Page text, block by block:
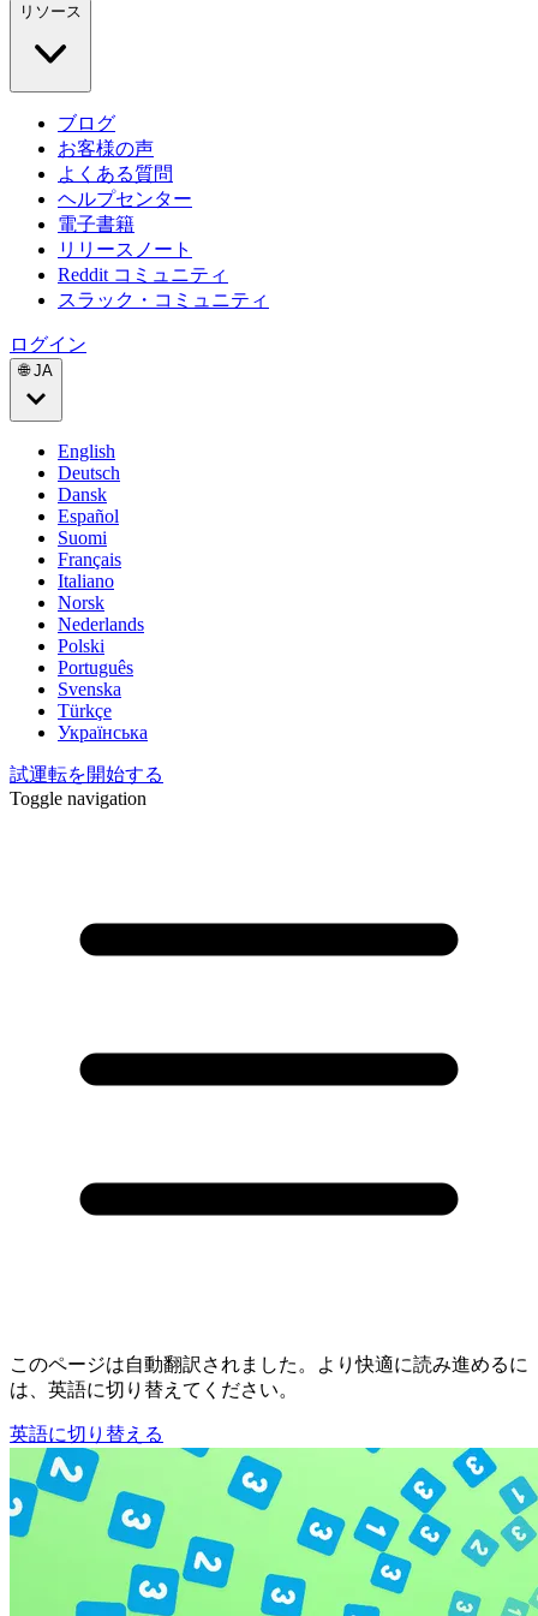
リソース
ブログ
お客様の声
よくある質問
ヘルプセンター
電子書籍
リリースノート
Reddit コミュニティ
スラック・コミュニティ
ログイン
🌐 JA
English
Deutsch
Dansk
Español
Suomi
Français
Italiano
Norsk
Nederlands
Polski
Português
Svenska
Türkçe
Українська
試運転を開始する
Toggle navigation
このページは自動翻訳されました。より快適に読み進めるに
は、英語に切り替えてください。
英語に切り替える